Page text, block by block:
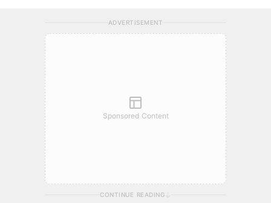
ADVERTISEMENT
Sponsored Content
CONTINUE READING